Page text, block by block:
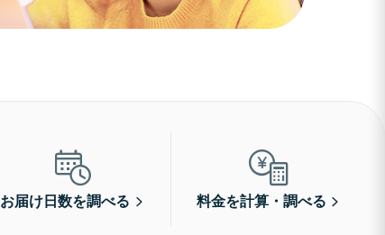
お届け日数を調べる 料金を計算・調べる